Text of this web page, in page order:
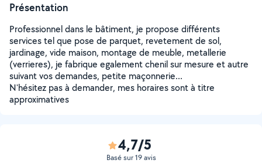
Présentation
Professionnel dans le bâtiment, je propose différents
services tel que pose de parquet, revetement de sol,
jardinage, vide maison, montage de meuble, metallerie
(verrieres), je fabrique egalement chenil sur mesure et autre
suivant vos demandes, petite maçonnerie...
N'hésitez pas à demander, mes horaires sont à titre
approximatives
4,7/5
Basé sur 19 avis